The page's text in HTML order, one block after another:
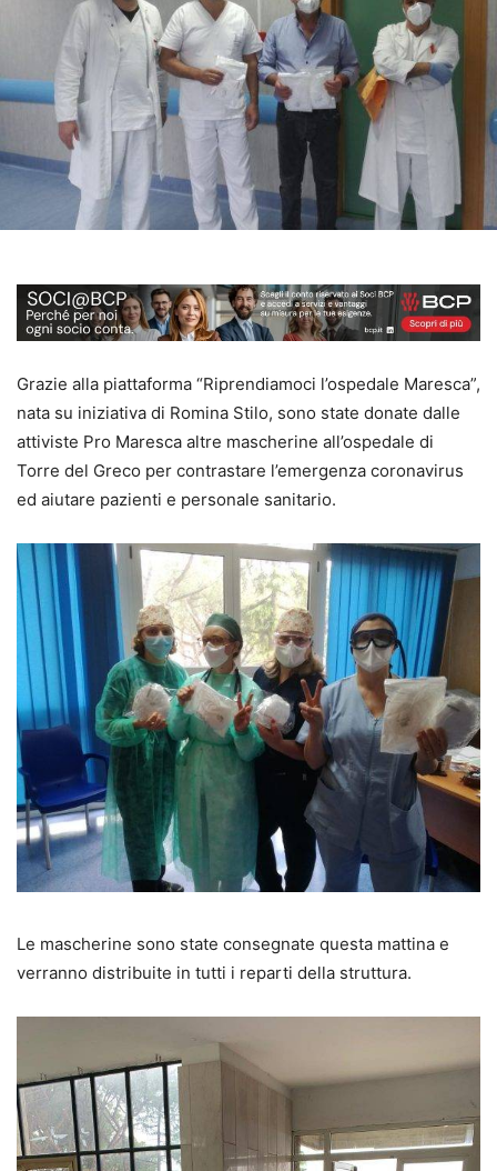
Grazie alla piattaforma “Riprendiamoci l’ospedale Maresca”,
nata su iniziativa di Romina Stilo, sono state donate dalle
attiviste Pro Maresca altre mascherine all’ospedale di
Torre del Greco per contrastare l’emergenza coronavirus
ed aiutare pazienti e personale sanitario.
Le mascherine sono state consegnate questa mattina e
verranno distribuite in tutti i reparti della struttura.